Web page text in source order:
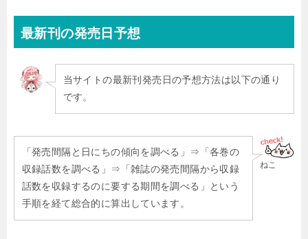
最新刊の発売日予想
当サイトの最新刊発売日の予想方法は以下の通り
です。
ねこ
「発売間隔と日にちの傾向を調べる」⇒「各巻の
収録話数を調べる」⇒「雑誌の発売間隔から収録
話数を収録するのに要する期間を調べる」という
手順を経て総合的に算出しています。